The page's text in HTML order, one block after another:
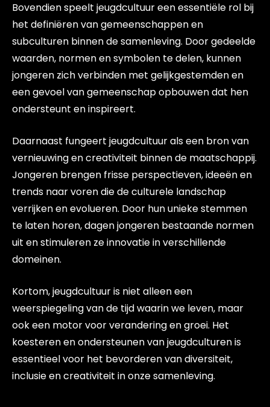
Bovendien speelt jeugdcultuur een essentiële rol bij
het definiëren van gemeenschappen en
subculturen binnen de samenleving. Door gedeelde
waarden, normen en symbolen te delen, kunnen
jongeren zich verbinden met gelijkgestemden en
een gevoel van gemeenschap opbouwen dat hen
ondersteunt en inspireert.
Daarnaast fungeert jeugdcultuur als een bron van
vernieuwing en creativiteit binnen de maatschappij.
Jongeren brengen frisse perspectieven, ideeën en
trends naar voren die de culturele landschap
verrijken en evolueren. Door hun unieke stemmen
te laten horen, dagen jongeren bestaande normen
uit en stimuleren ze innovatie in verschillende
domeinen.
Kortom, jeugdcultuur is niet alleen een
weerspiegeling van de tijd waarin we leven, maar
ook een motor voor verandering en groei. Het
koesteren en ondersteunen van jeugdculturen is
essentieel voor het bevorderen van diversiteit,
inclusie en creativiteit in onze samenleving.